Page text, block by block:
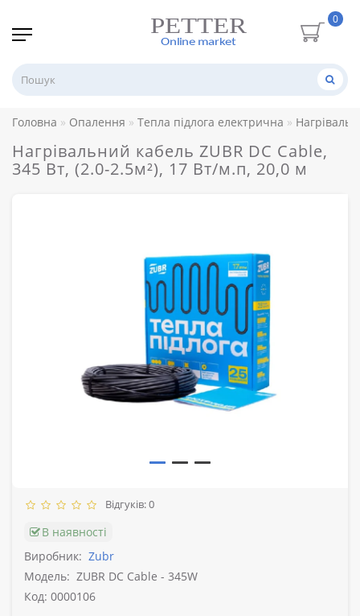
0
Головна Опалення Тепла підлога електрична
Нагрівальний кабель ZUBR DC Cable,
345 Вт, (2.0-2.5м²), 17 Вт/м.п, 20,0 м
Відгуків: 0
В наявності
Виробник: Zubr
Модель: ZUBR DC Cable - 345W
Код: 0000106